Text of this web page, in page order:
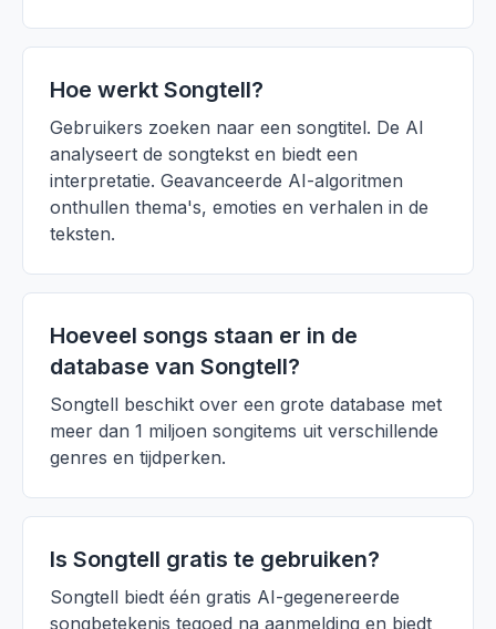
Hoe werkt Songtell?
Gebruikers zoeken naar een songtitel. De AI
analyseert de songtekst en biedt een
interpretatie. Geavanceerde AI-algoritmen
onthullen thema's, emoties en verhalen in de
teksten.
Hoeveel songs staan er in de
database van Songtell?
Songtell beschikt over een grote database met
meer dan 1 miljoen songitems uit verschillende
genres en tijdperken.
Is Songtell gratis te gebruiken?
Songtell biedt één gratis AI-gegenereerde
songbetekenis tegoed na aanmelding en biedt